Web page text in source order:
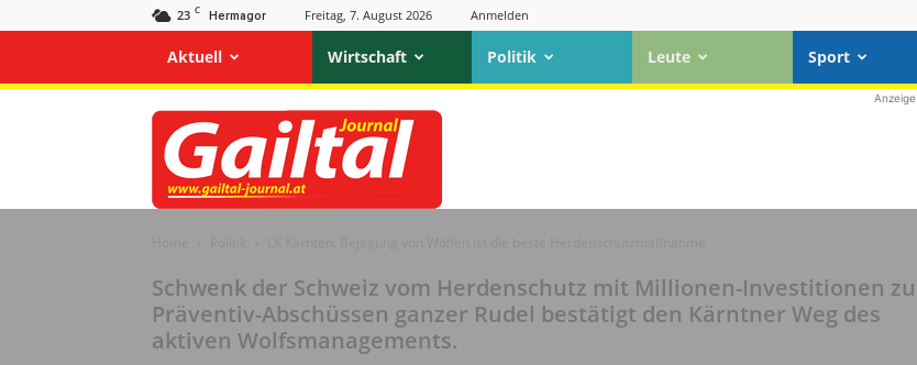
23 C Hermagor Freitag, 7. August 2026 Anmelden
Aktuell Wirtschaft Politik Leute Sport
Gailtal
Journal
Anzeige
Schwenk der Schweiz vom Herdenschutz mit Millionen-Investitionen zu
Präventiv-Abschüssen ganzer Rudel bestätigt den Kärntner Weg des
aktiven Wolfsmanagements.